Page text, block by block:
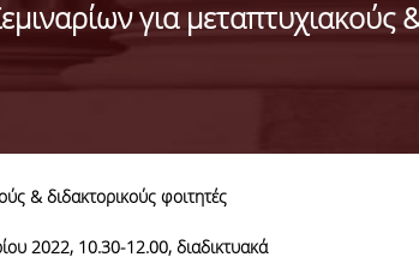
για μεταπτυχιακούς
& διδακτορικούς φοιτητές
2022, 10.30-12.00, διαδικτυακά